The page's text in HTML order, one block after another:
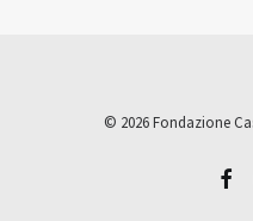
© 2026 Fondazione